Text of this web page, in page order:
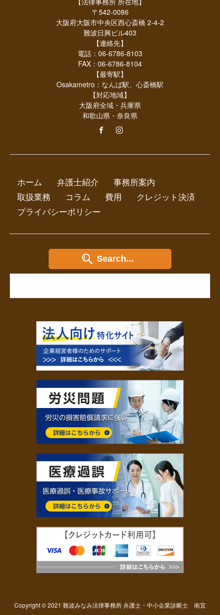
〒542-0086
大阪府大阪市中央区西心斎橋 2-4-2
難波日興ビル403
【連絡先】
電話：06-6786-8103
FAX：06-6786-8104
【最寄駅】
Osakametro：なんば駅、心斎橋駅
【対応地域】
大阪府全域・兵庫県
和歌山県・奈良県
ホーム 弁護士紹介
事務所案内
取扱業務
コラム 費用
クレジット決済
プライバシーポリシー
Search...
Copyright © 2021 難波みなみ法律事務所 弁護士・中小企業診断士 南宜